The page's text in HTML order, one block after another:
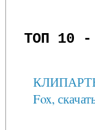
ТОП 10 -
КЛИПАРТЫ:
Fox,